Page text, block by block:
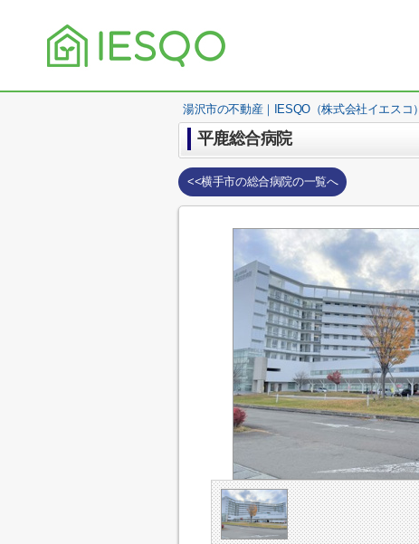
湯沢市の不動産｜IESQO（株式会社イエスコ）
平鹿総合病院
<<横手市の総合病院の一覧へ